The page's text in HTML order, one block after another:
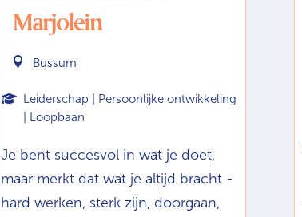
Marjolein
 Bussum
Leiderschap | Persoonlijke ontwikkeling
| Loopbaan
Je bent succesvol in wat je doet,
maar merkt dat wat je altijd bracht -
hard werken, sterk zijn, doorgaan,